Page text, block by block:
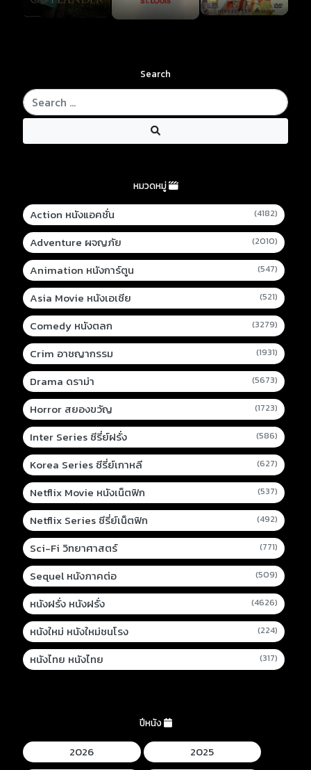
Search
หมวดหมู่
Action หนังแอคชั่น (4182)
Adventure ผจญภัย (2010)
Animation หนังการ์ตูน (547)
Asia Movie หนังเอเชีย (521)
Comedy หนังตลก (3279)
Crim อาชญากรรม (1931)
Drama ดราม่า (5673)
Horror สยองขวัญ (1723)
Inter Series ซีรี่ย์ฝรั่ง (586)
Korea Series ซีรี่ย์เกาหลี (627)
Netflix Movie หนังเน็ตฟิก (537)
Netflix Series ซีรี่ย์เน็ตฟิก (492)
Sci-Fi วิทยาศาสตร์ (771)
Sequel หนังภาคต่อ (509)
หนังฝรั่ง หนังฝรั่ง (4626)
หนังใหม่ หนังใหม่ชนโรง (224)
หนังไทย หนังไทย (317)
ปีหนัง
2026
2025